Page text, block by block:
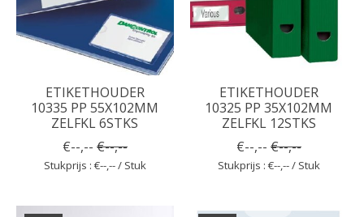
ETIKETHOUDER
10335 PP 55X102MM
ZELFKL 6STKS
€--,-- €--,--
Stukprijs : €--,-- / Stuk
ETIKETHOUDER
10325 PP 35X102MM
ZELFKL 12STKS
€--,-- €--,--
Stukprijs : €--,-- / Stuk